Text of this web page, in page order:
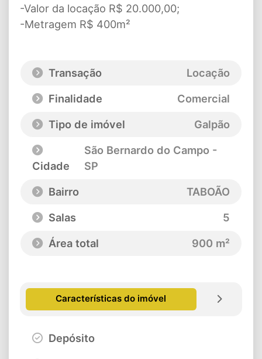
-Valor da locação R$ 20.000,00;
-Metragem R$ 400m²
Transação
Locação
Finalidade
Comercial
Tipo de imóvel
Galpão
Cidade
São Bernardo do Campo -
SP
Bairro
TABOÃO
Salas
5
Área total
900 m²
Características do imóvel
Depósito